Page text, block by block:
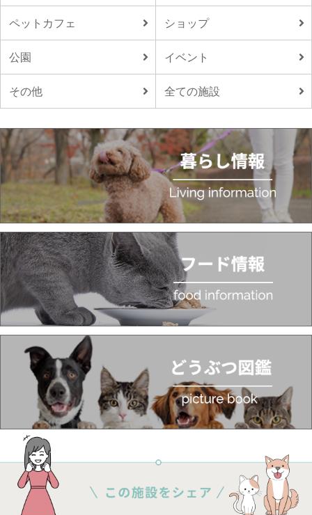
ペットカフェ ショップ
公園 イベント
その他 全ての施設